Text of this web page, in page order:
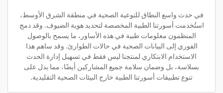
في حدث واسع النطاق للتوعية الصحية في منطقة الشرق الأوسط،
استُخدمت أسورتنا الطبية المخصصة لتحديد هوية الضيوف. وقد دمج
المنظمون معلومات طبية في هذه الأساور، ما يسمح بالوصول
الفوري إلى البيانات الصحية في حالات الطوارئ. وقد ساهم هذا
الاستخدام الابتكاري لمنتجنا ليس فقط في تسهيل إدارة الحدث
بسلاسة، بل وضمان سلامة جميع المشاركين أيضًا، مما يدل على
تنوع تطبيقات أسورتنا الطبية خارج البيئات الصحية التقليدية.